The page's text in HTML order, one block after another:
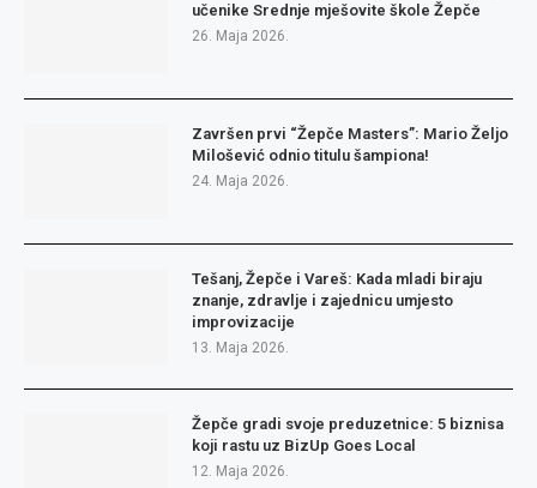
učenike Srednje mješovite škole Žepče
26. Maja 2026.
Završen prvi “Žepče Masters”: Mario Željo
Milošević odnio titulu šampiona!
24. Maja 2026.
Tešanj, Žepče i Vareš: Kada mladi biraju
znanje, zdravlje i zajednicu umjesto
improvizacije
13. Maja 2026.
Žepče gradi svoje preduzetnice: 5 biznisa
koji rastu uz BizUp Goes Local
12. Maja 2026.